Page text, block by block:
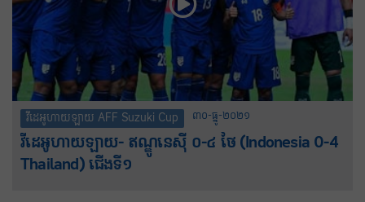
វីដេអូហាយឡាយ AFF Suzuki Cup ៣០-ធ្នូ-២០២១
វីដេអូហាយឡាយ- ឥណ្ឌូនេស៊ី ០-៤ ថៃ (Indonesia 0-4
Thailand) ជើងទី១